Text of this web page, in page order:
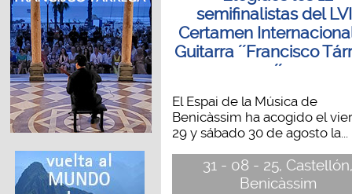
semifinalistas del
Certamen
Guitarra ´´Francisco
´´
El Espai de la Música de
Benicàssim ha acogido el
29 y sábado 30 de agosto la...
31 - 08 - 25,
Benicàssim